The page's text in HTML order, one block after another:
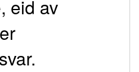
eid av